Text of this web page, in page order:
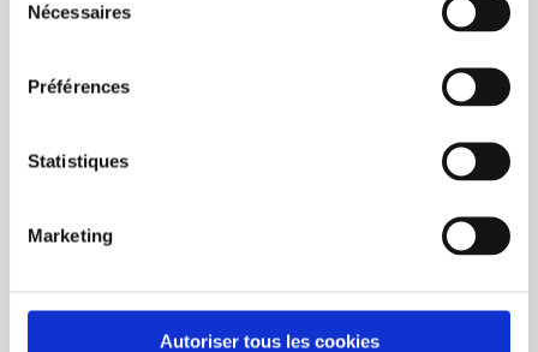
Nécessaires
Préférences
Statistiques
Marketing
Autoriser tous les cookies